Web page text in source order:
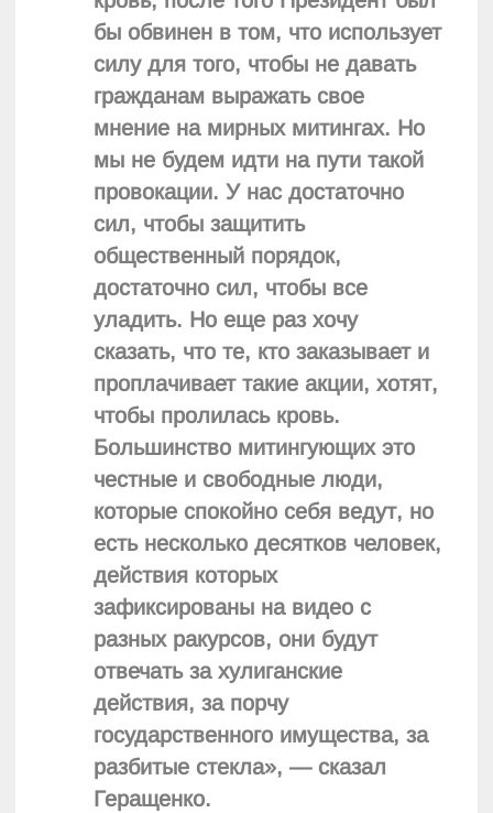
бы обвинен в том, что использует
силу для того, чтобы не давать
гражданам выражать свое
мнение на мирных митингах. Но
мы не будем идти на пути такой
провокации. У нас достаточно
сил, чтобы защитить
общественный порядок,
достаточно сил, чтобы все
уладить. Но еще раз хочу
сказать, что те, кто заказывает и
проплачивает такие акции, хотят,
чтобы пролилась кровь.
Большинство митингующих это
честные и свободные люди,
которые спокойно себя ведут, но
есть несколько десятков человек,
действия которых
зафиксированы на видео с
разных ракурсов, они будут
отвечать за хулиганские
действия, за порчу
государственного имущества, за
разбитые стекла», — сказал
Геращенко.